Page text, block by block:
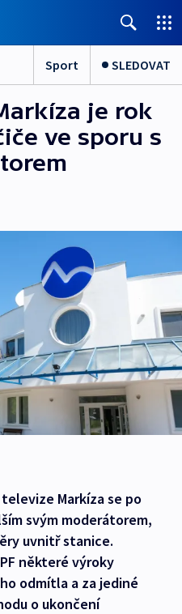
Sport SLEDOVAT
je rok
ve sporu s
Markíza se po
svým moderátorem,
uvnitř stanice.
některé výroky
odmítla a za jediné
o ukončení